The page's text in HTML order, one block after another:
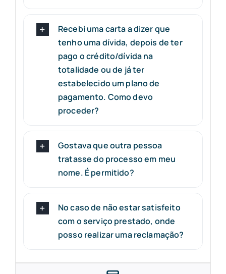
Recebi uma carta a dizer que
tenho uma dívida, depois de ter
pago o crédito/dívida na
totalidade ou de já ter
estabelecido um plano de
pagamento. Como devo
proceder?
Gostava que outra pessoa
tratasse do processo em meu
nome. É permitido?
No caso de não estar satisfeito
com o serviço prestado, onde
posso realizar uma reclamação?